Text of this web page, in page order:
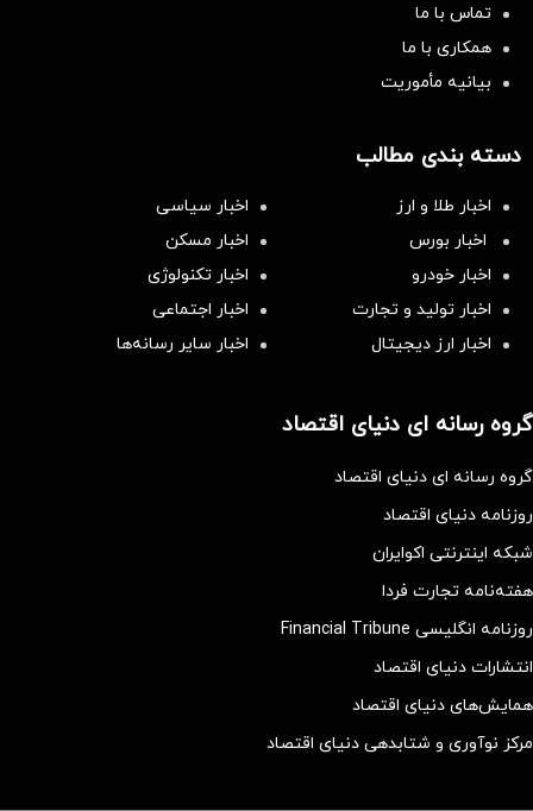
تماس با ما
همکاری با ما
بیانیه مأموریت
دسته بندی مطالب
اخبار طلا و ارز
اخبار سیاسی
اخبار بورس
اخبار مسکن
اخبار خودرو
اخبار تکنولوژی
اخبار تولید و تجارت
اخبار اجتماعی
اخبار ارز دیجیتال
اخبار سایر رسانه‌‌ها
گروه رسانه ای دنیای اقتصاد
گروه رسانه ای دنیای اقتصاد
روزنامه دنیای اقتصاد
شبکه اینترنتی اکوایران
هفته‌نامه تجارت فردا
روزنامه انگلیسی Financial Tribune
انتشارات دنیای اقتصاد
همایش‌های دنیای اقتصاد
مرکز نوآوری و شتابدهی دنیای اقتصاد